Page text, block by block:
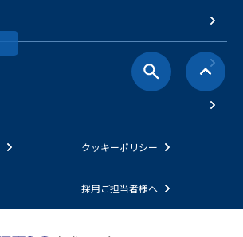
クッキーポリシー
採用ご担当者様へ